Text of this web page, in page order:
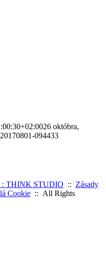
26 októbra,
094433
: THINK STUDIO :: Zásady
Cookie :: All Rights